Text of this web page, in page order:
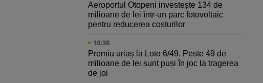
Aeroportul Otopeni investește 134 de
milioane de lei într-un parc fotovoltaic
pentru reducerea costurilor
10:38
Premiu uriaș la Loto 6/49. Peste 49 de
milioane de lei sunt puși în joc la tragerea
de joi